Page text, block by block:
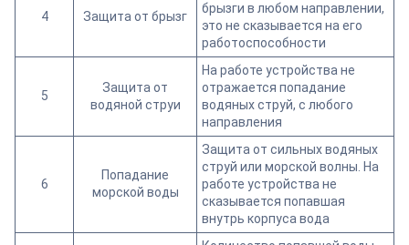
4 Защита от брызг
брызги в любом направлении,
это не сказывается на его
работоспособности
5
Защита от
водяной струи
На работе устройства не
отражается попадание
водяных струй, с любого
направления
6
Попадание
морской воды
Защита от сильных водяных
струй или морской волны. На
работе устройства не
сказывается попавшая
внутрь корпуса вода